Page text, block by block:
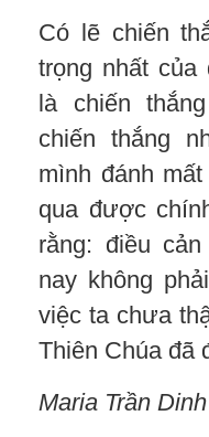
Có lẽ chiến
trọng nhất
là chiến
chiến thắng
mình đánh
qua được
rằng: điều
nay không
việc ta chưa
Thiên Chúa đã
Maria Trần Dinh